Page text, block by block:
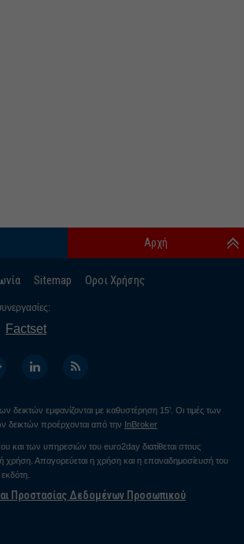
Sitemap Οροι Χρήσης
Αρχή
Factset
δεικτών εμφανίζονται με καθυστέρηση 15’. Οι τιμές των
δεικτών προέρχονται από την InBroker
και των υπηρεσιών του euro2day διατίθεται στους
χρήση. Απαγορεύεται η χρήση και η επαναδημοσίευσή του
Προστασίας Δεδομένων Προσωπικού